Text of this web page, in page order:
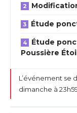
Étude
Étude
Poussière
L’événement se
dimanche à